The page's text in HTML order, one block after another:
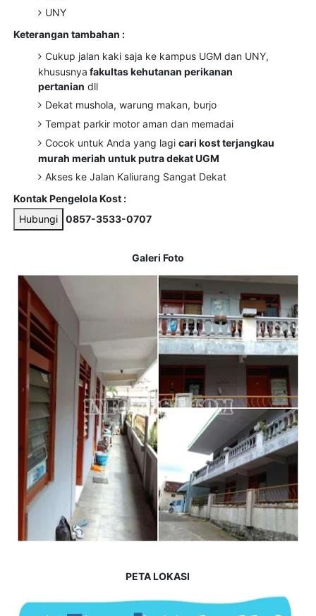
UNY
Keterangan tambahan :
Cukup jalan kaki saja ke kampus UGM dan UNY,
khususnya fakultas kehutanan perikanan
pertanian dll
Dekat mushola, warung makan, burjo
Tempat parkir motor aman dan memadai
Cocok untuk Anda yang lagi cari kost terjangkau
murah meriah untuk putra dekat UGM
Akses ke Jalan Kaliurang Sangat Dekat
Kontak Pengelola Kost :
Hubungi
0857-3533-0707
Galeri Foto
PETA LOKASI